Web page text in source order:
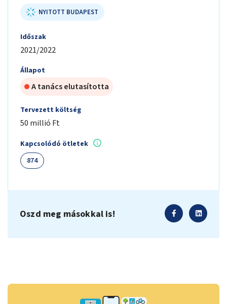
NYITOTT BUDAPEST
Időszak
2021/2022
Állapot
A tanács elutasította
Tervezett költség
50 millió Ft
Kapcsolódó ötletek
874
Oszd meg másokkal is!